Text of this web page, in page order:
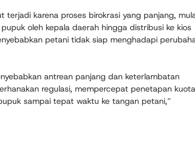
karena proses birokrasi yang panjang,
oleh kepala daerah hingga distribusi ke kios
petani tidak siap menghadapi
antrean panjang dan keterlambatan
regulasi, mempercepat penetapan kuota
sampai tepat waktu ke tangan petani,”